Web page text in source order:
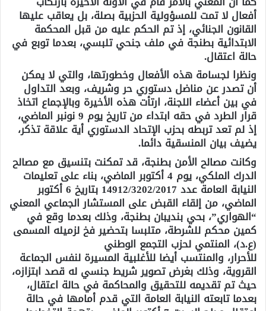
أفعال لا تمت للمسؤولية الحزبية بصلة، بل يعاقب عليها
القانون الجنائي، إذ تم الحكم عليه من قبل المحكمة
الابتدائية بطنجة في ملف جنحي تلبسي، بعدما توبع في
حالة اعتقال.
ونظرا لجسامة هذه الأفعال وخطورتها، والتي لا يمكن
أن تصدر عن مناضل دستوري حر وشريف، وبعد التداول
في بين أعضاء اللجنة، ارتأت هذه الأخيرة وبالإجماع اتخاذ
قرار الطرد في حقه ابتداء من تاريخ يوم 9 نونبر الماضي،
إذ لم تعد تربطه بحزب الإتحاد الدستوري أية علاقة تذكر،
يضيف بيان المنسقية دائما.
وكانت مصالح الأمن بطنجة، قد تمكنت بتنسيق مع مصالح
الدرك الملكي، يوم 4 أكتوبر الماضي، بناء على تعليمات
النيابة العامة عدد 14912/3202/2017 بتاريخ 6 أكتوبر
الماضي، من إلقاء القبض على المستشار الجماعي المعني
“الهواري”، بحي بنديبان بطنجة، وذلك بعدما وقع في
كمين محكم للشرطة، متلبسا بتحضير فخ لزميله المسمى
(ع.د)، المنتمي لحزب التجمع الوطني
للأحرار، والمنتسب أيضا للأغلبية المسيرة لنفس الجماعة
القروية، وذلك بغرض تصوير شريط جنسي له قصد ابتزازه،
حيث تم تقديمه للتحقيق والمحاكمة في حالة اعتقال،
بعدما تابعته النيابة العامة التي قدم أمامها في حالة